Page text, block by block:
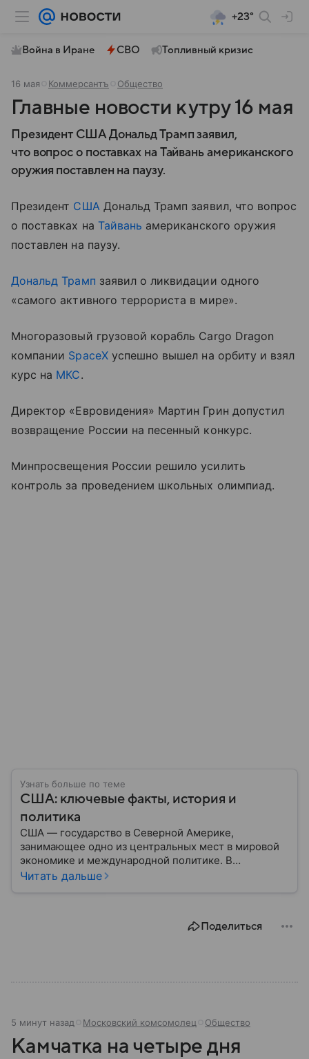
+23°
Война в Иране СВО Топливный кризис
16 мая Коммерсантъ Общество
Главные новости к утру 16 мая
Президент США Дональд Трамп заявил,
что вопрос о поставках на Тайвань американского
оружия поставлен на паузу.
Президент СШАДональд Трамп заявил, что вопрос
о поставках на Тайвань американского оружия
поставлен на паузу.
Дональд Трамп заявил о ликвидации одного
«самого активного террориста в мире».
Многоразовый грузовой корабль Cargo Dragon
компании SpaceXуспешно вышел на орбиту и взял
курс на МКС.
Директор «Евровидения» Мартин Грин допустил
возвращение России на песенный конкурс.
Минпросвещения России решило усилить
контроль за проведением школьных олимпиад.
Узнать больше по теме
США: ключевые факты, история и
политика
США — государство в Северной Америке,
занимающее одно из центральных мест в мировой
экономике и международной политике. В
материале — основные сведения об этой стране.
Читать дальше
Поделиться
5 минут назад Московский комсомолец Общество
Камчатка на четыре дня